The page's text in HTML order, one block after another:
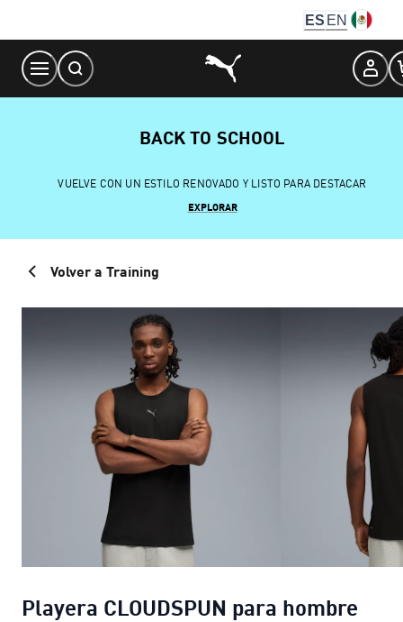
Content
ES EN
BACK TO SCHOOL
VUELVE CON UN ESTILO RENOVADO Y LISTO PARA DESTACAR
EXPLORAR
Volver a Training
Playera CLOUDSPUN para hombre